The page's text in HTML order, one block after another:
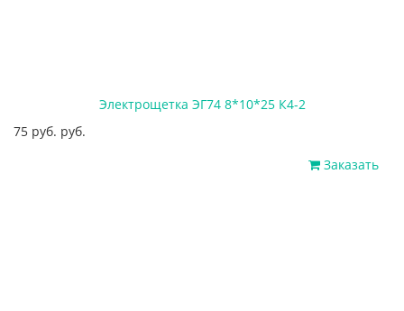
Электрощетка ЭГ74 8*10*25 К4-2
75 руб. руб.
Заказать